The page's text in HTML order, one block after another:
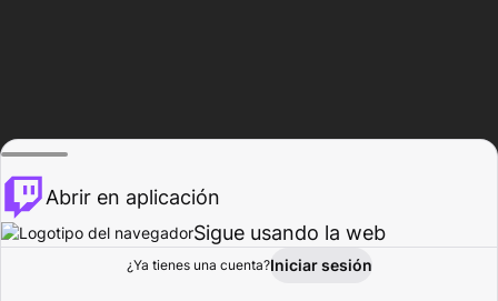
Explorar Actividad
Abrir en aplicación
Sigue usando la web
¿Ya tienes una cuenta?Iniciar sesión